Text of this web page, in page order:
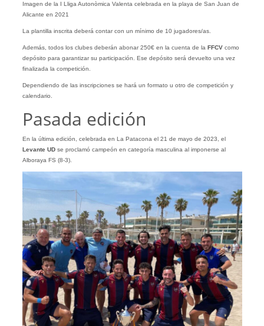
Imagen de la I Lliga Autonòmica Valenta celebrada en la playa de San Juan de
Alicante en 2021
La plantilla inscrita deberá contar con un mínimo de 10 jugadores/as.
Además, todos los clubes deberán abonar 250€ en la cuenta de la FFCVcomo
depósito para garantizar su participación. Ese depósito será devuelto una vez
finalizada la competición.
Dependiendo de las inscripciones se hará un formato u otro de competición y
calendario.
Pasada edición
En la última edición, celebrada en La Patacona el 21 de mayo de 2023, el
Levante UDse proclamó campeón en categoría masculina al imponerse al
Alboraya FS (8-3).